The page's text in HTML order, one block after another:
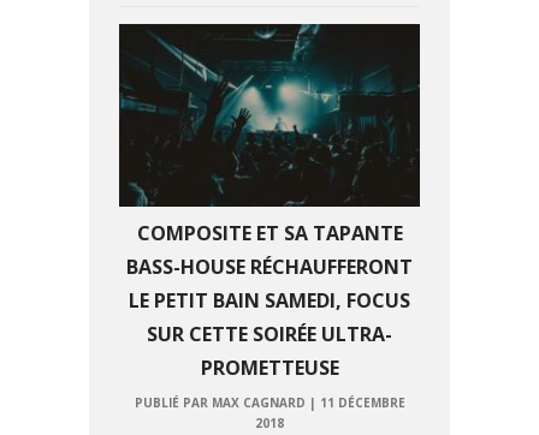
COMPOSITE ET SA TAPANTE
BASS-HOUSE RÉCHAUFFERONT
LE PETIT BAIN SAMEDI, FOCUS
SUR CETTE SOIRÉE ULTRA-
PROMETTEUSE
PUBLIÉ PAR MAX CAGNARD | 11 DÉCEMBRE
2018